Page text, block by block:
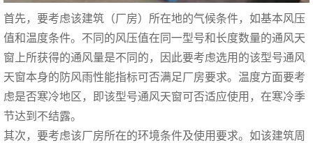
首先，要考虑该建筑（厂房）所在地的气候条件，如基本风压
值和温度条件。不同的风压值在同一型号和长度数量的通风天
窗上所获得的通风量是不同的，因此要考虑选用的该型号通风
天窗本身的防风雨性能指标可否满足厂房要求。温度方面要考
虑是否寒冷地区，即该型号通风天窗可否适应使用，在寒冷季
节达到不结露。
其次，要考虑该厂房所在的环境条件及使用要求。如该建筑周